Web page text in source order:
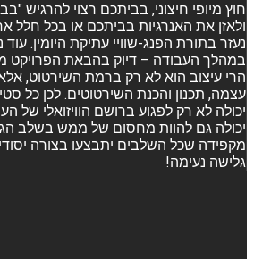
חוץ מיופי חיצוני, בביתכם רצוי להרגיש
ולאזן את האנרגיות בביתכם או בכל חלל
נעזר בתורת הפנג-שוויי עתיקת היומין.
במהלך העבודה – דיוק בהבאת הפרויקט
הרי עיצוב הוא לא רק ברמת השירטוט,
עצמה, תכנון והכנת השירטוטים. לכן כל
יכולה לא רק לפגוע ברושם הוויזואלי של
יכולה גם להוות מחסום של ממש בשלב
מקפידה שכל השלבים יתבצעו בצורה
גלישה נעימה!